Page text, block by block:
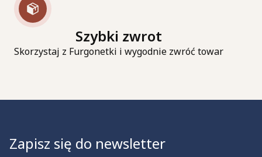
Szybki zwrot
Skorzystaj z Furgonetki i wygodnie zwróć towar
Zapisz się do newsletter